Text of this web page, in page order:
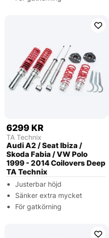
6299 KR
TA Technix
Audi A2 / Seat Ibiza /
Skoda Fabia / VW Polo
1999 - 2014 Coilovers Deep
TA Technix
Justerbar höjd
Sänker extra mycket
För gatkörning